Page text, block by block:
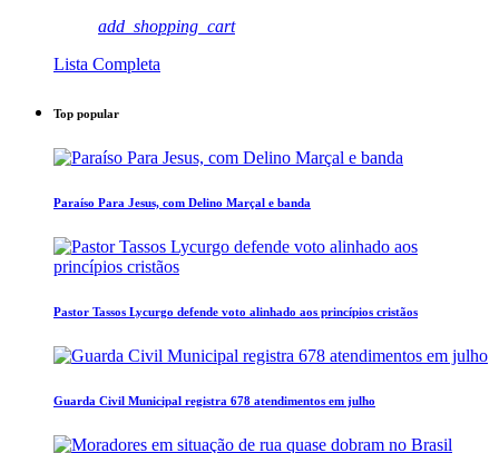
add_shopping_cart
Lista Completa
Top popular
Paraíso Para Jesus, com Delino Marçal e banda
Pastor Tassos Lycurgo defende voto alinhado aos princípios cristãos
Guarda Civil Municipal registra 678 atendimentos em julho